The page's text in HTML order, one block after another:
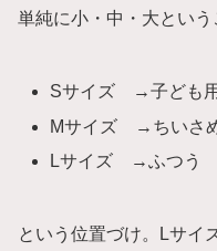
単純に小・中・大という
Sサイズ →子ども用
Mサイズ →ちいさ
Lサイズ →ふつう
という位置づけ。Lサイ